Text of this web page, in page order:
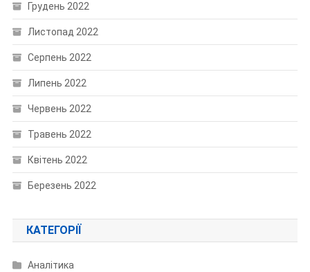
Грудень 2022
Листопад 2022
Серпень 2022
Липень 2022
Червень 2022
Травень 2022
Квітень 2022
Березень 2022
КАТЕГОРІЇ
Аналітика